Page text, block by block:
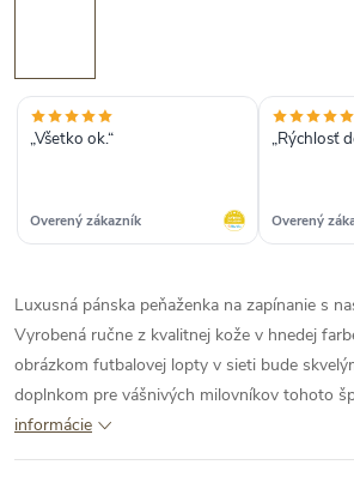
„Všetko ok.“
Overený zákazník
„Rýchlosť
Overený
Luxusná pánska peňaženka na zapínanie s
Vyrobená ručne z kvalitnej kože v hnedej
obrázkom futbalovej lopty v sieti bude
doplnkom pre vášnivých milovníkov tohoto
informácie